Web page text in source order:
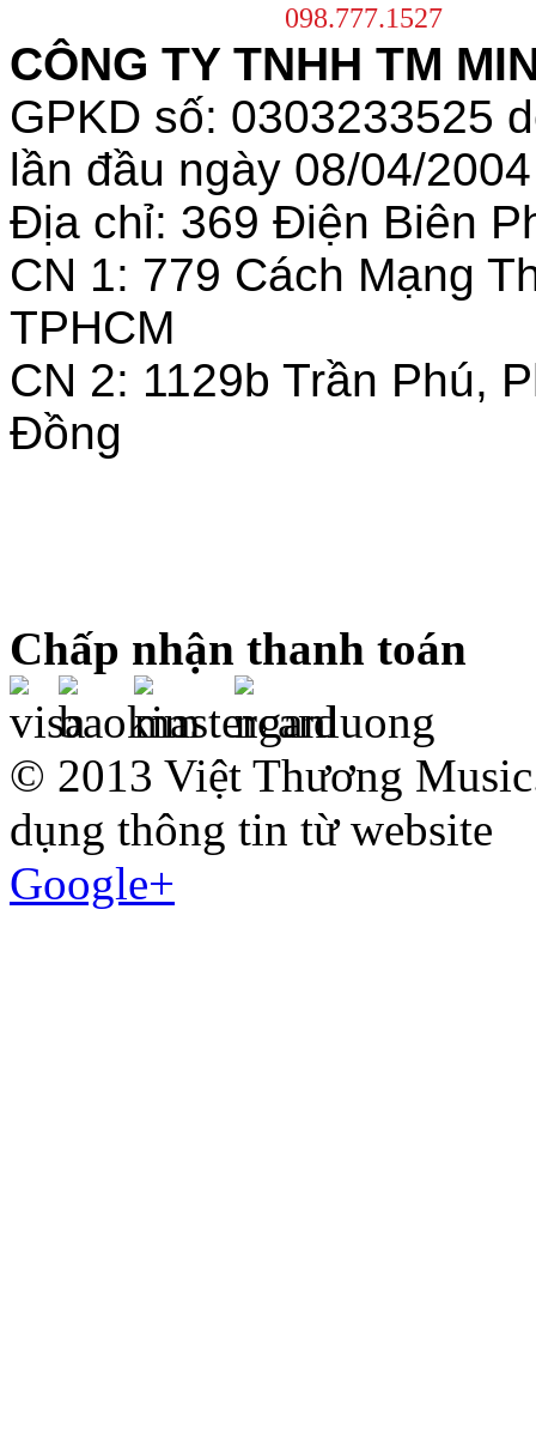
098.777.1527
CÔNG TY TNHH TM
GPKD số: 0303233525
lần đầu ngày 08/04/2004
Địa chỉ: 369 Điện Biên
CN 1: 779 Cách Mạng
TPHCM
CN 2: 1129b Trần Phú,
Đồng
Chấp nhận thanh toán
© 2013 Việt Thương
dụng thông tin từ website
Google+